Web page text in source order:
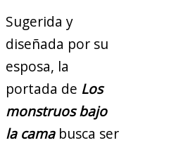
Sugerida y
diseñada por su
esposa, la
portada de Los
monstruos bajo
la camabusca ser